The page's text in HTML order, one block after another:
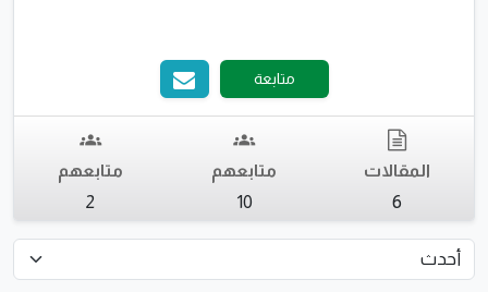
متابعة
المقالات
6
متابعهم
10
متابعهم
2